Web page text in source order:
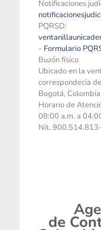
Notificaciones
PQRSD:
- Formulario
Buzón físico
Ubicado en la
correspondecia
Bogotá, Colombia
Horario de
08:00 a.m. a
Nit.